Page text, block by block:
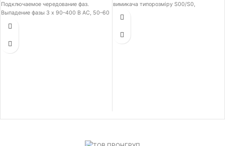
Подключаемое чередование фаз.
Выпадение фазы 3 x 90–400 В AC, 50–60
перенапряжение 90–400 В. Гистерезис 1–
Umin 1 Вт для Umax. Винтовой зажим.
вимикача типорозміру S00/S0,